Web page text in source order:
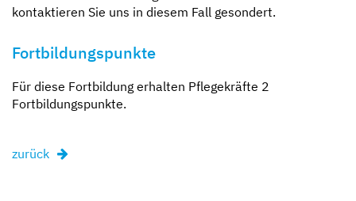
kontaktieren Sie uns in diesem Fall gesondert.
Fortbildungspunkte
Für diese Fortbildung erhalten Pflegekräfte 2
Fortbildungspunkte.
zurück